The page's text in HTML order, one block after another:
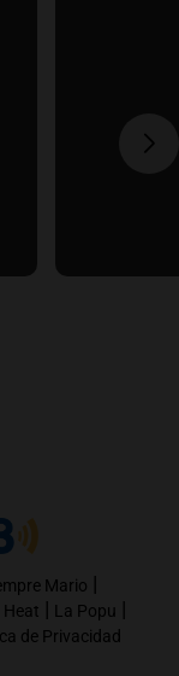
Mario |
Heat | La Popu |
de Privacidad